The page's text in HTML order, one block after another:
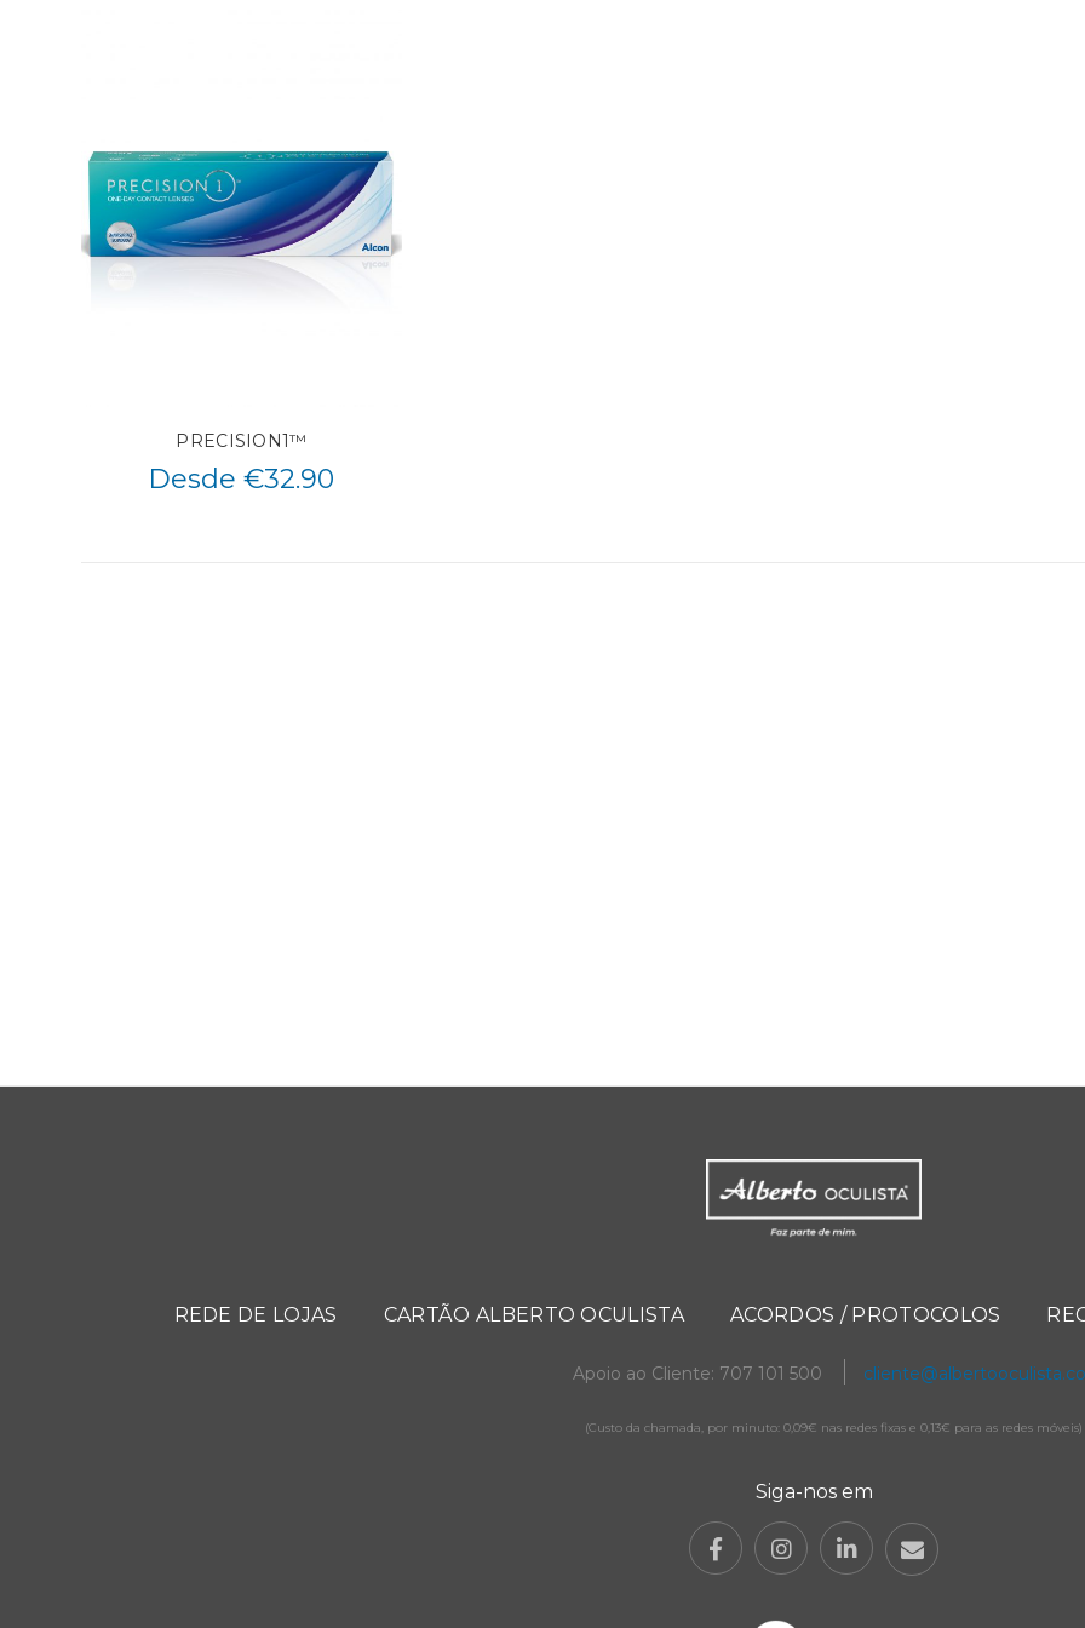
PRECISION1™
Desde €32.90
REDE DE LOJAS CARTÃO ALBERTO OCULISTA ACORDOS / PROTOCOLOS
Apoio ao Cliente: 707 101 500
(Custo da chamada, por minuto: 0,09€ nas redes fixas e 0,13€ para as redes móveis)
Siga-nos em